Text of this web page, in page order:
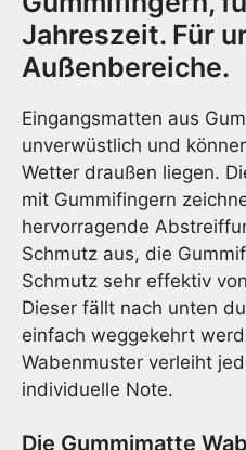
Jahreszeit. Für
Außenbereiche.
Eingangsmatten aus
unverwüstlich und
Wetter draußen liegen.
mit Gummifingern
hervorragende
Schmutz aus, die
Schmutz sehr effektiv
Dieser fällt nach unten
einfach weggekehrt
Wabenmuster verleiht
individuelle Note.
Die Gummimatte